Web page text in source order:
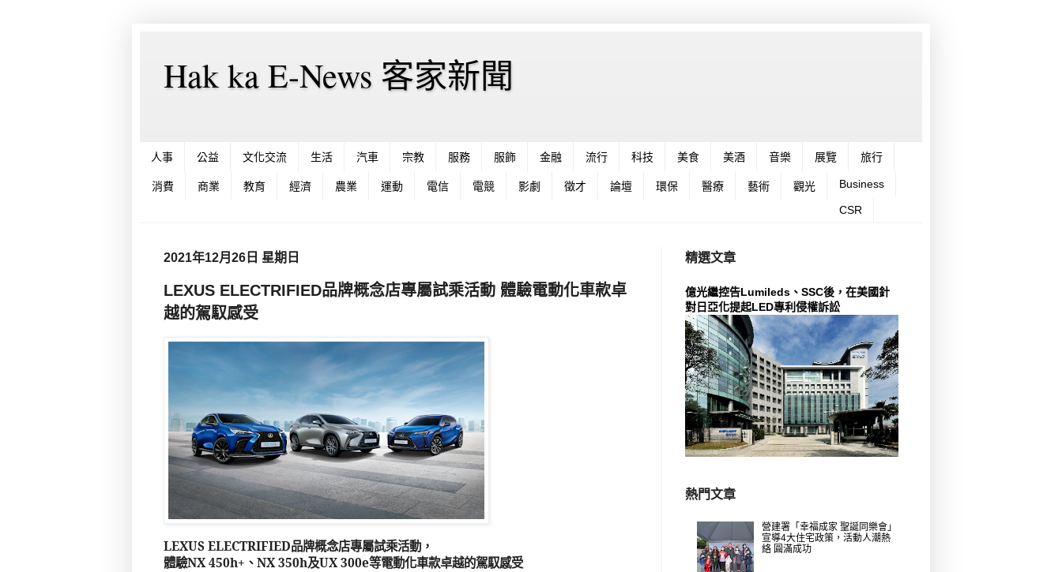
Hak ka E-News 客家新聞
人事 公益 文化交流 生活 汽車 宗教 服務 服飾 金融 流行 科技 美食 美酒 音樂 展覽 旅行
消費 商業 教育 經濟 農業 運動 電信 電競 影劇 徵才 論壇 環保 醫療 藝術 觀光 Business
CSR
2021年12月26日 星期日
LEXUS ELECTRIFIED品牌概念店專屬試乘活動 體驗電動化車款卓
越的駕馭感受
LEXUS ELECTRIFIED品牌概念店專屬試乘活動，
體驗NX 450h+ 、NX 350h及UX 300e等電動化車款卓越的駕馭感受
精選文章
億光繼控告Lumileds、SSC後，在美國針
對日亞化提起LED專利侵權訴訟
熱門文章
營建署「幸福成家 聖誕同樂會」
宣導4大住宅政策，活動人潮熱
絡 圓滿成功